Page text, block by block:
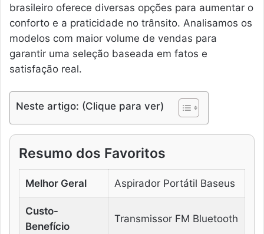
brasileiro oferece diversas opções para aumentar o
conforto e a praticidade no trânsito. Analisamos os
modelos com maior volume de vendas para
garantir uma seleção baseada em fatos e
satisfação real.
Neste artigo: (Clique para ver)
Resumo dos Favoritos
Melhor Geral Aspirador Portátil Baseus
Custo-
Benefício
Transmissor FM Bluetooth